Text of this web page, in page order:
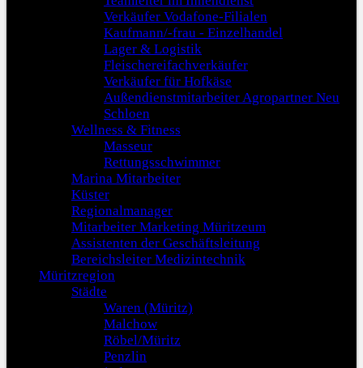
Verkäufer Vodafone-Filialen
Kaufmann/-frau - Einzelhandel
Lager & Logistik
Fleischereifachverkäufer
Verkäufer für Hofkäse
Außendienstmitarbeiter Agropartner Neu
Schloen
Wellness & Fitness
Masseur
Rettungsschwimmer
Marina Mitarbeiter
Küster
Regionalmanager
Mitarbeiter Marketing Müritzeum
Assistenten der Geschäftsleitung
Bereichsleiter Medizintechnik
Müritzregion
Städte
Waren (Müritz)
Malchow
Röbel/Müritz
Penzlin